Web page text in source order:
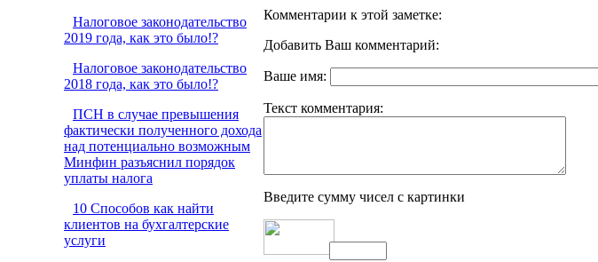
Налоговое законодательство
2019 года, как это было!?
Налоговое законодательство
2018 года, как это было!?
ПСН в случае превышения
фактически полученного дохода
над потенциально возможным
Минфин разъяснил порядок
уплаты налога
10 Способов как найти
клиентов на бухгалтерские
услуги
Комментарии к этой заметке:
Добавить Ваш комментарий:
Ваше имя:
Текст комментария:
Введите сумму чисел с картинки